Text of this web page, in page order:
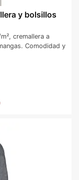
y bolsillos
cremallera a
Comodidad y